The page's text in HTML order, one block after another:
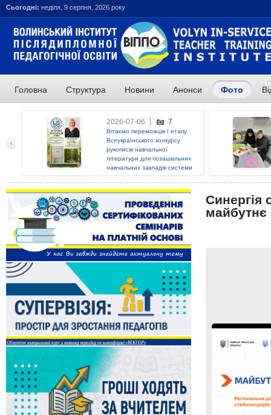
Сьогодні: неділя, 9 серпня, 2026 року
Головна Структура Новини Анонси Фото
ОСТАННІ НОВИНИ:
2026-07-06 7
Вітаємо переможців І етапу
Всеукраїнського конкурсу
рукописів навчальної
літератури для позашкільних
навчальних закладів системи
Синергія
майбутнє